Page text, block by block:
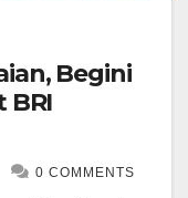
Begini
BRI
0 COMMENTS